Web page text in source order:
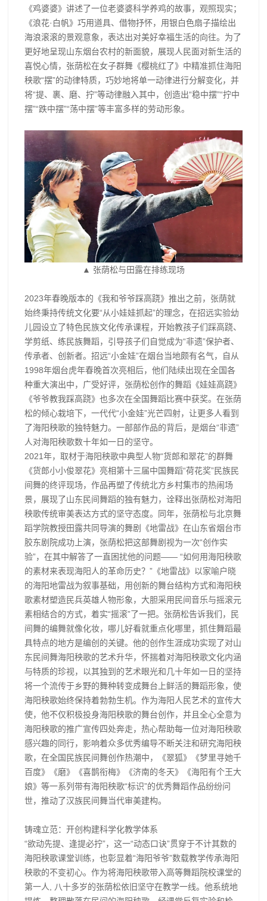
《鸡婆婆》讲述了一位老婆婆科学养鸡的故事，观照现实；
《浪花·白帆》巧用道具、借物抒怀，用银白色扇子描绘出
海浪滚滚的景观意象，表达出对美好幸福生活的向往。为了
更好地呈现山东烟台农村的新面貌，展现人民面对新生活的
喜悦心情，张荫松在女子群舞《樱桃红了》中精准抓住海阳
秧歌“摆”的动律特质，巧妙地将单一动律进行分解变化，并
将“提、裹、磨、拧”等动律融入其中，创造出“稳中摆”“拧中
摆”“跌中摆”“荡中摆”等丰富多样的劳动形象。
▲ 张荫松与田露在排练现场
2023年春晚版本的《我和爷爷踩高跷》推出之前，张荫就
始终秉持传统文化要“从小娃娃抓起”的理念，在招远实验幼
儿园设立了特色民族文化传承课程，开始教孩子们踩高跷、
学剪纸、练民族舞蹈，引导孩子们自觉成为“非遗”保护者、
传承者、创新者。招远“小金娃”在烟台当地颇有名气，自从
1998年烟台虎年春晚首次亮相后，他们陆续出现在全国各
种重大演出中，广受好评，张荫松创作的舞蹈《娃娃高跷》
《爷爷教我踩高跷》也多次在全国舞蹈比赛中获奖。在张荫
松的倾心栽培下，一代代“小金娃”光芒四射，让更多人看到
了海阳秧歌的独特魅力。一部部作品的背后，是烟台“非遗”
人对海阳秧歌数十年如一日的坚守。
2021年，取材于海阳秧歌中典型人物“货郎和翠花”的群舞
《货郎小小俊翠花》亮相第十三届中国舞蹈“荷花奖”民族民
间舞的终评现场，作品再塑了传统北方乡村集市的热闹场
景，展现了山东民间舞蹈的独有魅力，诠释出张荫松对海阳
秧歌传统审美表达方式的坚守态度。同年，张荫松与北京舞
蹈学院教授田露共同导演的舞剧《地雷战》在山东省烟台市
胶东剧院成功上演，张荫松把这部舞剧视为一次“创作实
验”，在其中解答了一直困扰他的问题—— “如何用海阳秧歌
的素材来表现海阳人的革命历史？”《地雷战》以家喻户晓
的海阳地雷战为叙事基础，用创新的舞台结构方式和海阳秧
歌素材塑造民兵英雄人物形象，大胆采用民间音乐与摇滚元
素相结合的方式，着实“摇滚”了一把。张荫松告诉我们，民
间舞的编舞就像化妆，哪儿好看就重点化哪里，抓住舞蹈最
具特点的地方是编创的关键。他的创作生涯成功实现了对山
东民间舞海阳秧歌的艺术升华，怀揣着对海阳秧歌文化内涵
与特质的珍视，以其独到的艺术眼光和几十年如一日的坚持
将一个流传于乡野的舞种转变成舞台上鲜活的舞蹈形象，使
海阳秧歌始终保持着勃勃生机。作为海阳人民艺术的宣传大
使，他不仅积极投身海阳秧歌的舞台创作，并且全心全意为
海阳秧歌的推广宣传四处奔走，热心帮助每一位对海阳秧歌
感兴趣的同行，影响着众多优秀编导不断关注和研究海阳秧
歌，在全国民族民间舞创作热潮中，《翠狐》《梦里寻她千
百度》《磨》《喜鹊衔梅》《济南的冬天》《海阳有个王大
娘》等一系列带有海阳秧歌“标识”的优秀舞蹈作品纷纷问
世，推动了汉族民间舞当代审美建构。
铸魂立范：开创构建科学化教学体系
“欲动先提、逢提必拧”，这一“动态口诀”贯穿于不计其数的
海阳秧歌课堂训练，也彰显着“海阳爷爷”数载教学传承海阳
秧歌的不变初心。作为将海阳秧歌带入高等舞蹈院校课堂的
第一人, 八十多岁的张荫松依旧坚守在教学一线。他系统地